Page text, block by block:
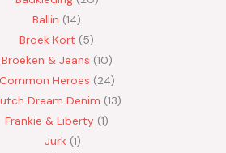
Ballin 14
Broek Kort 5
Broeken & Jeans 10
Common Heroes 24
Dream Denim 13
Frankie & Liberty 1
Jurk 1